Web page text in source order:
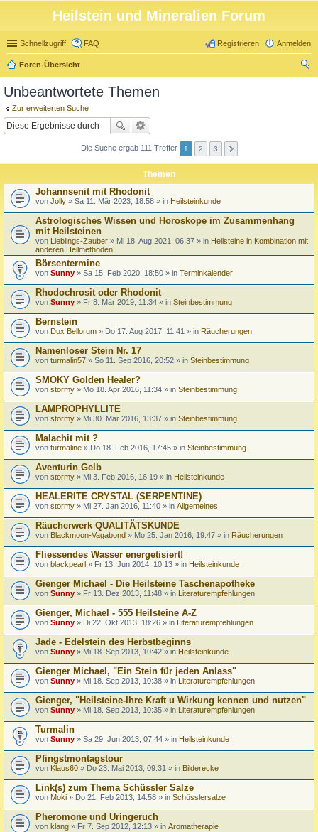
Heilstein und Mineralien Forum
Schnellzugriff FAQ Anmelden
Registrieren
Foren-Übersicht
Unbeantwortete Themen
Zur erweiterten Suche
Die Suche ergab 111 Treffer 1 2 3
Themen
Johannsenit mit Rhodonit
von Jolly » Sa 11. Mär 2023, 18:58 » in Heilsteinkunde
Astrologisches Wissen und Horoskope im Zusammenhang
mit Heilsteinen
von Lieblings-Zauber » Mi 18. Aug 2021, 06:37 » in Heilsteine in Kombination mit
anderen Heilmethoden
Börsentermine
von Sunny » Sa 15. Feb 2020, 18:50 » in Terminkalender
Rhodochrosit oder Rhodonit
von Sunny » Fr 8. Mär 2019, 11:34 » in Steinbestimmung
Bernstein
von Dux Bellorum » Do 17. Aug 2017, 11:41 » in Räucherungen
Namenloser Stein Nr. 17
von turmalin57 » So 11. Sep 2016, 20:52 » in Steinbestimmung
SMOKY Golden Healer?
von stormy » Mo 18. Apr 2016, 11:34 » in Steinbestimmung
LAMPROPHYLLITE
von stormy » Mi 30. Mär 2016, 13:37 » in Steinbestimmung
Malachit mit ?
von turmaline » Do 18. Feb 2016, 17:45 » in Steinbestimmung
Aventurin Gelb
von stormy » Mi 3. Feb 2016, 16:19 » in Heilsteinkunde
HEALERITE CRYSTAL (SERPENTINE)
von stormy » Mi 27. Jan 2016, 11:40 » in Allgemeines
Räucherwerk QUALITÄTSKUNDE
von Blackmoon-Vagabond » Mo 25. Jan 2016, 19:47 » in Räucherungen
Fliessendes Wasser energetisiert!
von blackpearl » Fr 13. Jun 2014, 10:13 » in Heilsteinkunde
Gienger Michael - Die Heilsteine Taschenapotheke
von Sunny » Fr 13. Dez 2013, 11:48 » in Literaturempfehlungen
Gienger, Michael - 555 Heilsteine A-Z
von Sunny » Di 22. Okt 2013, 18:26 » in Literaturempfehlungen
Jade - Edelstein des Herbstbeginns
von Sunny » Mi 18. Sep 2013, 10:42 » in Heilsteinkunde
Gienger Michael, "Ein Stein für jeden Anlass"
von Sunny » Mi 18. Sep 2013, 10:38 » in Literaturempfehlungen
Gienger, "Heilsteine-Ihre Kraft u Wirkung kennen und nutzen"
von Sunny » Mi 18. Sep 2013, 10:35 » in Literaturempfehlungen
Turmalin
von Sunny » Sa 29. Jun 2013, 07:44 » in Heilsteinkunde
Pfingstmontagstour
von Klaus60 » Do 23. Mai 2013, 09:31 » in Bilderecke
Link(s) zum Thema Schüssler Salze
von Moki » Do 21. Feb 2013, 14:58 » in Schüsslersalze
Pheromone und Uringeruch
von klang » Fr 7. Sep 2012, 12:13 » in Aromatherapie